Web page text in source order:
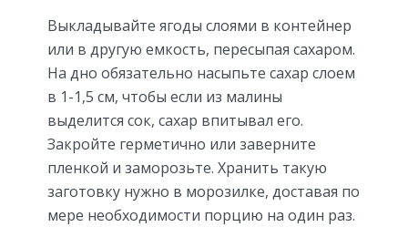
Выкладывайте ягоды слоями в контейнер
или в другую емкость, пересыпая сахаром.
На дно обязательно насыпьте сахар слоем
в 1-1,5 см, чтобы если из малины
выделится сок, сахар впитывал его.
Закройте герметично или заверните
пленкой и заморозьте. Хранить такую
заготовку нужно в морозилке, доставая по
мере необходимости порцию на один раз.